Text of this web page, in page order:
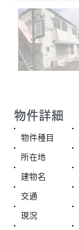
物件詳細
物件種目
所在地
建物名
交通
現況